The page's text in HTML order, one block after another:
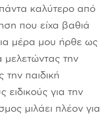
πάντα καλύτερο από
που είχα βαθιά
μέρα μου ήρθε ως
μελετώντας την
την παιδική
για την
μιλάει πλέον για